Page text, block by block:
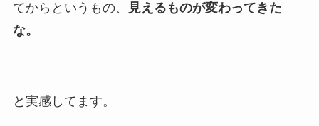
てからというもの、
見えるものが変わってきた
な。
と実感してます。